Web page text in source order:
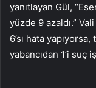
yanıtlayan Gül,
yüzde 9 azaldı.”
6’sı hata
yabancıdan 1’i suç